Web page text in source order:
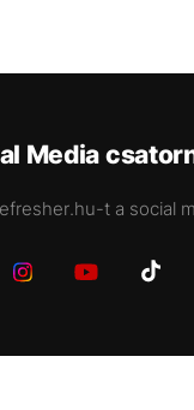
Media
t a social